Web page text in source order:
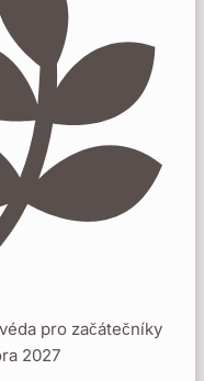
pro začátečníky
2027